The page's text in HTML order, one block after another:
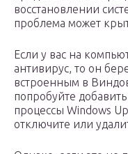
восстановлении
проблема может
Если у вас на
антивирус, то он
встроенным в
попробуйте
процессы Windows
отключите или